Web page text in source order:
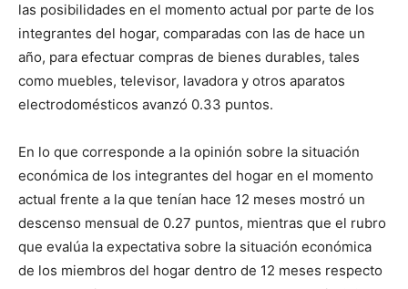
las posibilidades en el momento actual por parte de los
integrantes del hogar, comparadas con las de hace un
año, para efectuar compras de bienes durables, tales
como muebles, televisor, lavadora y otros aparatos
electrodomésticos avanzó 0.33 puntos.
En lo que corresponde a la opinión sobre la situación
económica de los integrantes del hogar en el momento
actual frente a la que tenían hace 12 meses mostró un
descenso mensual de 0.27 puntos, mientras que el rubro
que evalúa la expectativa sobre la situación económica
de los miembros del hogar dentro de 12 meses respecto